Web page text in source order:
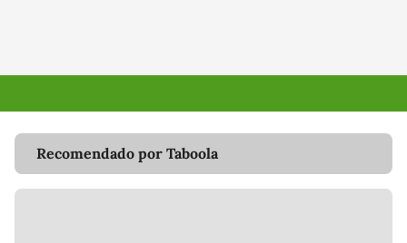
Recomendado por Taboola